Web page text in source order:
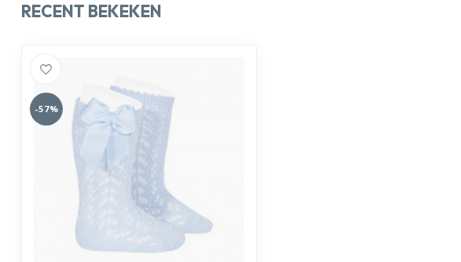
RECENT BEKEKEN
-57%